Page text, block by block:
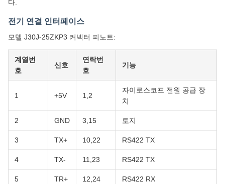
다.
전기 연결 인터페이스
모델 J30J-25ZKP3 커넥터 피노트:
계열번
호
신호
연락번
호
기능
1 +5V 1,2
자이로스코프 전원 공급 장
치
2 GND 3,15 토지
3 TX+ 10,22 RS422 TX
4 TX- 11,23 RS422 TX
5 TR+ 12,24 RS422 RX